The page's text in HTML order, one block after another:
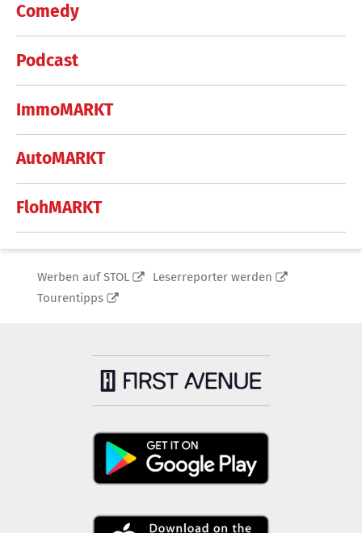
Comedy
Podcast
ImmoMARKT
AutoMARKT
FlohMARKT
Werben auf STOL
Leserreporter werden
Tourentipps